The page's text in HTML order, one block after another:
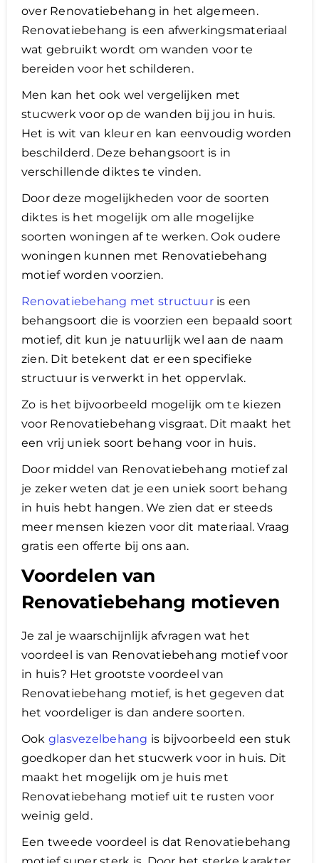
over Renovatiebehang in het algemeen.
Renovatiebehang is een afwerkingsmateriaal
wat gebruikt wordt om wanden voor te
bereiden voor het schilderen.
Men kan het ook wel vergelijken met
stucwerk voor op de wanden bij jou in huis.
Het is wit van kleur en kan eenvoudig worden
beschilderd. Deze behangsoort is in
verschillende diktes te vinden.
Door deze mogelijkheden voor de soorten
diktes is het mogelijk om alle mogelijke
soorten woningen af te werken. Ook oudere
woningen kunnen met Renovatiebehang
motief worden voorzien.
Renovatiebehang met structuuris een
behangsoort die is voorzien een bepaald soort
motief, dit kun je natuurlijk wel aan de naam
zien. Dit betekent dat er een specifieke
structuur is verwerkt in het oppervlak.
​Zo is het bijvoorbeeld mogelijk om te kiezen
voor Renovatiebehang visgraat. Dit maakt het
een vrij uniek soort behang voor in huis.
Door middel van Renovatiebehang motief zal
je zeker weten dat je een uniek soort behang
in huis hebt hangen. We zien dat er steeds
meer mensen kiezen voor dit materiaal. Vraag
gratis een offerte bij ons aan.
Voordelen van
Renovatiebehang motieven
Je zal je waarschijnlijk afvragen wat het
voordeel is van Renovatiebehang motief voor
in huis? Het grootste voordeel van
Renovatiebehang motief, is het gegeven dat
het voordeliger is dan andere soorten.
Ook glasvezelbehang is bijvoorbeeld een stuk
goedkoper dan het stucwerk voor in huis. Dit
maakt het mogelijk om je huis met
Renovatiebehang motief uit te rusten voor
weinig geld.
Een tweede voordeel is dat Renovatiebehang